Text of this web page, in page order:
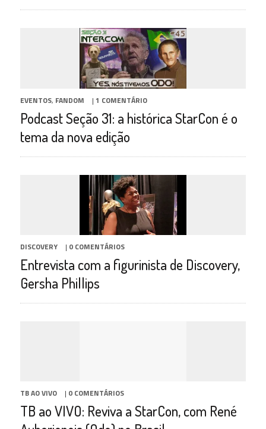
EVENTOS, FANDOM | 1 COMENTÁRIO
Podcast Seção 31: a histórica StarCon é o
tema da nova edição
DISCOVERY | 0 COMENTÁRIOS
Entrevista com a figurinista de Discovery,
Gersha Phillips
TB AO VIVO | 0 COMENTÁRIOS
TB ao VIVO: Reviva a StarCon, com René